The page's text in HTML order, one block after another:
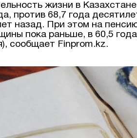
жизни в Казахстане
против 68,7 года
назад. При этом на
пока раньше, в 60,5
сообщает Finprom.kz.